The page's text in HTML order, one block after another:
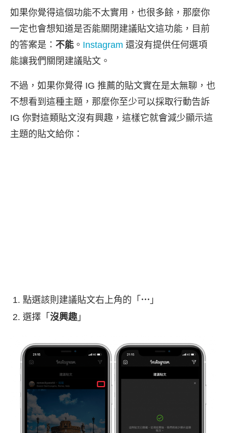
如果你覺得這個功能不太實用，也很多餘，那麼你
一定也會想知道是否能關閉建議貼文這功能，目前
的答案是： 不能 。 Instagram 還沒有提供任何選項
能讓我們關閉建議貼文。
不過，如果你覺得 IG 推薦的貼文實在是太無聊，也
不想看到這種主題，那麼你至少可以採取行動告訴
IG 你對這類貼文沒有興趣，這樣它就會減少顯示這
主題的貼文給你：
點選該則建議貼文右上角的「 ⋯ 」
選擇「 沒興趣」